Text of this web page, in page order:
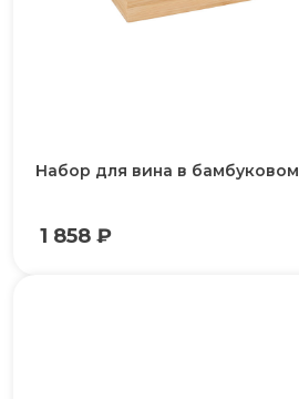
Набор для вина в
1 858 ₽